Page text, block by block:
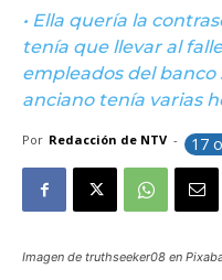
• Ella quería la
tenía que llevar al
empleados del
anciano tenía varias
Por Redacción de NTV - 17
Imagen de truthseeker08 en